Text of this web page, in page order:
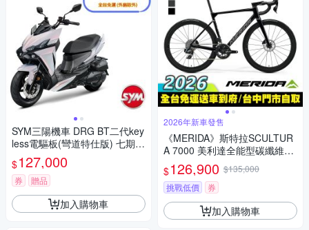
SYM三陽機車 DRG BT二代key
less電驅板(彎道特仕版) 七期 2
026年出廠全新機車
$127,000
券 贈品
加入購物車
2026年新車發售
《MERIDA》斯特拉SCULTUR
A 7000 美利達全能型碳纖維碟
煞公路車 無附踏板/SRAM無線
變速/碳纖輪組/附功率計/跑車/
美利達2026
$126,900 $135,000
挑戰低價
券
加入購物車